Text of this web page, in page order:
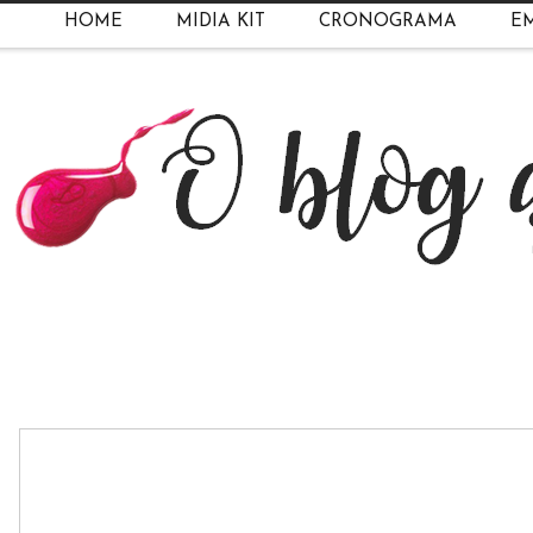
HOME MIDIA KIT CRONOGRAMA